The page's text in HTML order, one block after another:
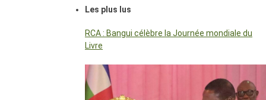
Les plus lus
RCA : Bangui célèbre la Journée mondiale du
Livre